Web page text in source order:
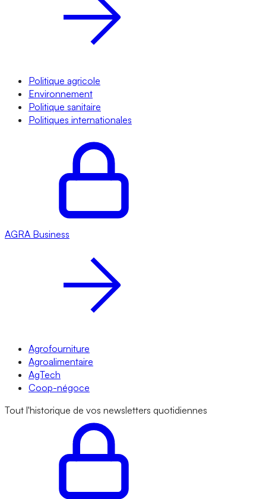
Politique agricole
Environnement
Politique sanitaire
Politiques internationales
AGRA Business
Agrofourniture
Agroalimentaire
AgTech
Coop-négoce
Tout l'historique de vos newsletters quotidiennes